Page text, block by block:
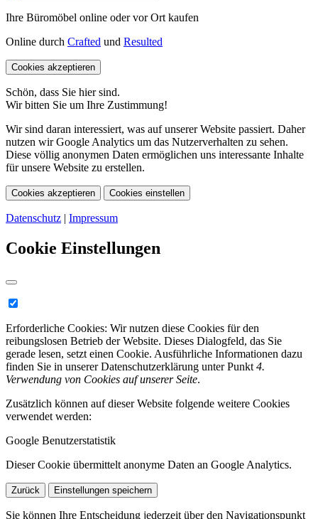
Ihre Büromöbel online oder vor Ort kaufen
Online durch Crafted und Resulted
Cookies akzeptieren
Schön, dass Sie hier sind.
Wir bitten Sie um Ihre Zustimmung!
Wir sind daran interessiert, was auf unserer Website passiert. Daher
nutzen wir Google Analytics um das Nutzerverhalten zu sehen.
Diese völlig anonymen Daten ermöglichen uns interessante Inhalte
für unsere Website zu erstellen.
Cookies akzeptieren Cookies einstellen
Datenschutz | Impressum
Cookie Einstellungen
Erforderliche Cookies: Wir nutzen diese Cookies für den
reibungslosen Betrieb der Website. Dieses Dialogfeld, das Sie
gerade lesen, setzt einen Cookie. Ausführliche Informationen dazu
finden Sie in unserer Datenschutzerklärung unter Punkt 4.
Verwendung von Cookies auf unserer Seite.
Zusätzlich können auf dieser Website folgende weitere Cookies
verwendet werden:
Google Benutzerstatistik
Dieser Cookie übermittelt anonyme Daten an Google Analytics.
Zurück Einstellungen speichern
Sie können Ihre Entscheidung jederzeit über den Navigationspunkt